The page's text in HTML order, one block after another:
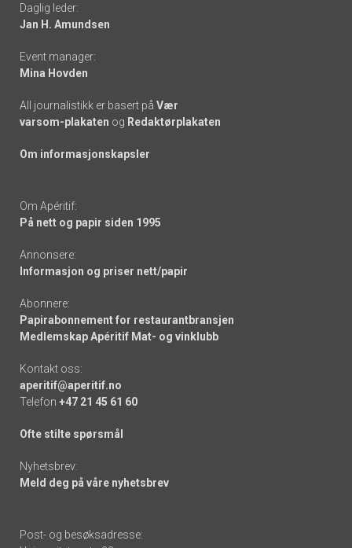
links
Daglig leder:
Jan H. Amundsen
Event manager:
Mina Hovden
All journalistikk er basert på Vær
varsom-plakaten og Redaktørplakaten
Om informasjonskapsler
Om Apéritif:
På nett og papir siden 1995
Annonsere:
Informasjon og priser nett/papir
Abonnere:
Papirabonnement for restaurantbransjen
Medlemskap Apéritif Mat- og vinklubb
Kontakt oss:
aperitif@aperitif.no
Telefon +47 21 45 61 60
Ofte stilte spørsmål
Nyhetsbrev:
Meld deg på våre nyhetsbrev
Post- og besøksadresse: